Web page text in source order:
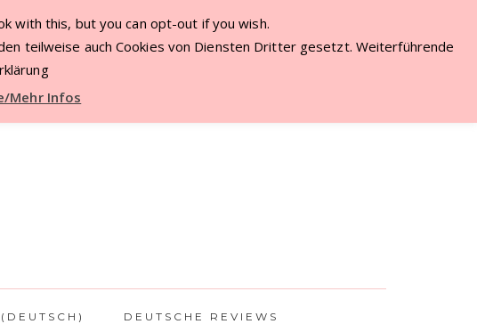
WITH ME
DEUTSCHE REVIEWS
with this, but you can opt-out if you wish.
teilweise auch Cookies von Diensten Dritter gesetzt. Weiterführende
Mehr Infos